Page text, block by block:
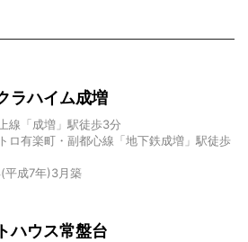
ラハイム成増
線「成増」駅徒歩3分
ロ有楽町・副都心線「地下鉄成増」駅徒歩
平成7年)3月築
ハウス常盤台